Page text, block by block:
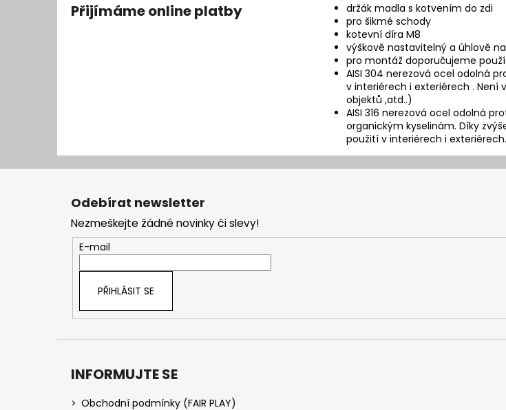
Přijímáme online platby
držák madla s kotvením do zdi
pro šikmé schody
kotevní díra M8
výškově nastavitelný a úhlově
pro montáž doporučujeme
AISI 304 nerezová ocel odolná
v interiérech i exteriérech . Není
objektů ,atd..)
AISI 316 nerezová ocel odolná
organickým kyselinám. Díky
použití v interiérech i
Z
Odebírat newsletter
Nezmeškejte žádné novinky či slevy!
E-mail
PŘIHLÁSIT SE
INFORMUJTE SE
Obchodní podmínky (FAIR PLAY)